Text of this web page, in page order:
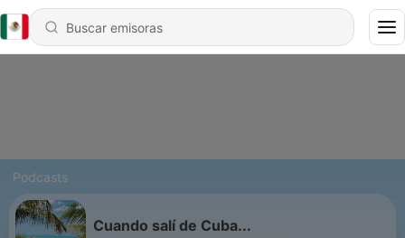
Podcasts
Cuando salí de Cuba...